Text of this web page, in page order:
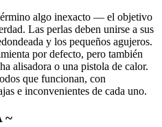
algo inexacto — el objetivo
Las perlas deben unirse a sus
y los pequeños agujeros.
por defecto, pero también
alisadora o una pistola de calor.
que funcionan, con
e inconvenientes de cada uno.
~